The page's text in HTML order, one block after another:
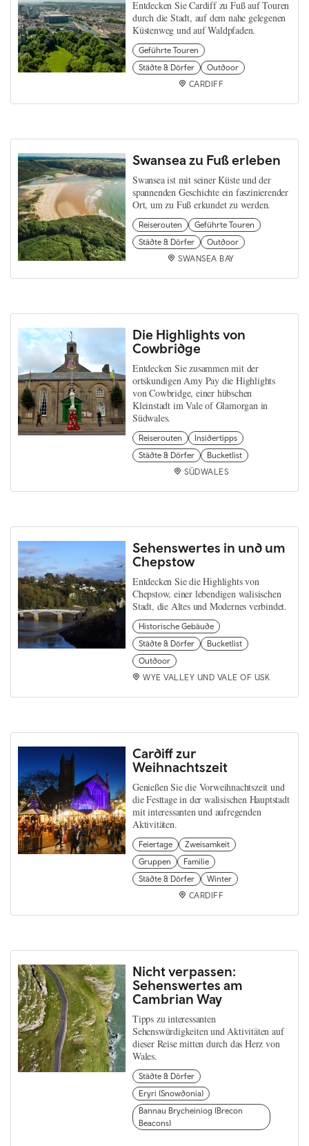
Entdecken Sie Cardiff zu Fuß auf Touren
durch die Stadt, auf dem nahe gelegenen
Küstenweg und auf Waldpfaden.
Geführte Touren
Städte & Dörfer
Outdoor
CARDIFF
Swansea zu Fuß erleben
Swansea ist mit seiner Küste und der
spannenden Geschichte ein faszinierender
Ort, um zu Fuß erkundet zu werden.
Reiserouten
Geführte Touren
Städte & Dörfer
Outdoor
SWANSEA BAY
Die Highlights von
Cowbridge
Entdecken Sie zusammen mit der
ortskundigen Amy Pay die Highlights
von Cowbridge, einer hübschen
Kleinstadt im Vale of Glamorgan in
Südwales.
Reiserouten
Insidertipps
Städte & Dörfer
Bucketlist
SÜDWALES
Sehenswertes in und um
Chepstow
Entdecken Sie die Highlights von
Chepstow, einer lebendigen walisischen
Stadt, die Altes und Modernes verbindet.
Historische Gebäude
Städte & Dörfer
Bucketlist
Outdoor
WYE VALLEY UND VALE OF USK
Cardiff zur
Weihnachtszeit
Genießen Sie die Vorweihnachtszeit und
die Festtage in der walisischen Hauptstadt
mit interessanten und aufregenden
Aktivitäten.
Feiertage
Zweisamkeit
Gruppen
Familie
Städte & Dörfer
Winter
CARDIFF
Nicht verpassen:
Sehenswertes am
Cambrian Way
Tipps zu interessanten
Sehenswürdigkeiten und Aktivitäten auf
dieser Reise mitten durch das Herz von
Wales.
Städte & Dörfer
Eryri (Snowdonia)
Bannau Brycheiniog (Brecon
Beacons)